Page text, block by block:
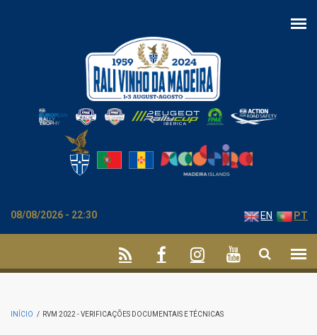
08/08/2026 - 22:30 EN PT
INÍCIO / RVM 2022 - VERIFICAÇÕES DOCUMENTAIS E TÉCNICAS